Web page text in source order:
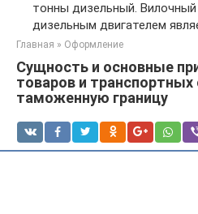
тонны дизельный. Вилочный
дизельным двигателем
Главная » Оформление
Сущность и основные
товаров и транспортных
таможенную границу